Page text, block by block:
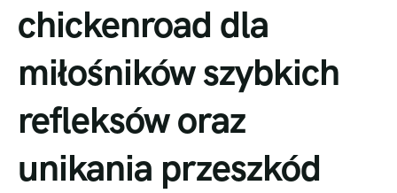
chickenroad dla
miłośników szybkich
refleksów oraz
unikania przeszkód